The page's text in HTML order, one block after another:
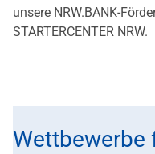
unsere NRW.BANK-
STARTERCENTER NRW.
Wettbewerbe